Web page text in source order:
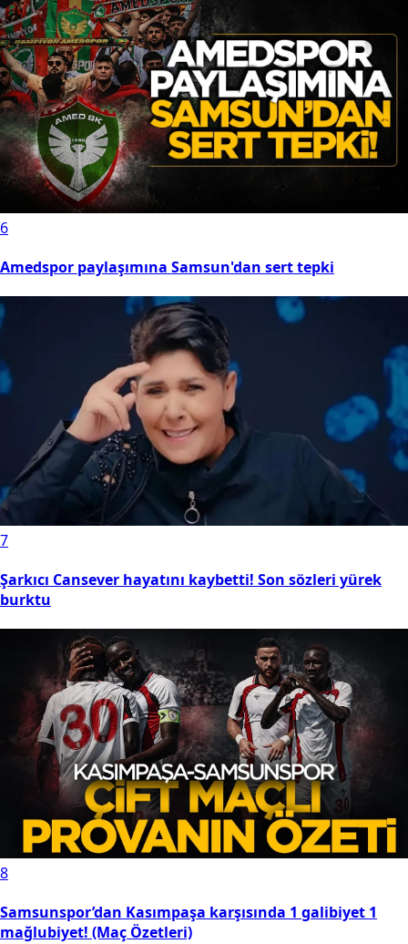
6
Amedspor paylaşımına Samsun'dan sert tepki
7
Şarkıcı Cansever hayatını kaybetti! Son sözleri yürek
burktu
8
Samsunspor’dan Kasımpaşa karşısında 1 galibiyet 1
mağlubiyet! (Maç Özetleri)